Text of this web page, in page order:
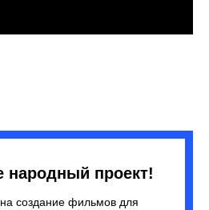
народный проект!
создание фильмов для